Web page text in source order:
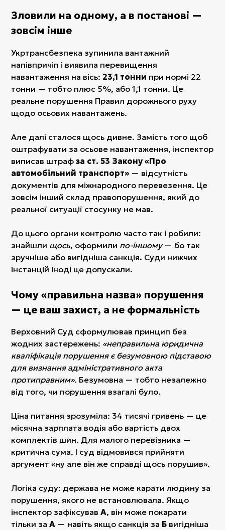
Зловили на одному, а в постанові —
зовсім інше
Укртрансбезпека зупинила вантажний
напівпричіп і виявила перевищення
навантаження на вісь: 23,1 тонни при нормі 22
тонни — тобто плюс 5%, або 1,1 тонни. Це
реальне порушення Правил дорожнього руху
щодо осьових навантажень.
Але далі сталося щось дивне. Замість того щоб
оштрафувати за осьове навантаження, інспектор
виписав штрафза ст. 53 Закону «Про
автомобільний транспорт» — відсутність
документів для міжнародного перевезення. Це
зовсім інший склад правопорушення, який до
реальної ситуації стосунку не мав.
До цього органи контролю часто так і робили:
знайшли щось, оформили по-іншому— бо так
зручніше або вигідніша санкція. Суди нижчих
інстанцій іноді це допускали.
Чому «правильна назва» порушення
— це ваш захист, а не формальність
Верховний Суд сформулював принцип без
жодних застережень: «неправильна юридична
кваліфікація порушення є безумовною підставою
для визнання адміністративного акта
протиправним». Безумовна — тобто незалежно
від того, чи порушення взагалі було.
Ціна питання зрозуміла: 34 тисячі гривень — це
місячна зарплата водія або вартість двох
комплектів шин. Для малого перевізника —
критична сума. І суд відмовився прийняти
аргумент «ну але він же справді щось порушив».
Логіка суду: держава не може карати людину за
порушення, якого не встановлювала. Якщо
інспектор зафіксувавА, він може покарати
тільки заА — навіть якщо санкція за Б вигідніша